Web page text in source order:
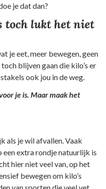
je dat dan?
toch lukt het niet
je eet, meer bewegen, geen
blijven gaan die kilo’s er
ook jou in de weg.
je is. Maar maak het
als je wil afvallen. Vaak
een extra rondje natuurlijk is
hier niet veel van, op het
bewegen om kilo’s
van sporten die veel vet